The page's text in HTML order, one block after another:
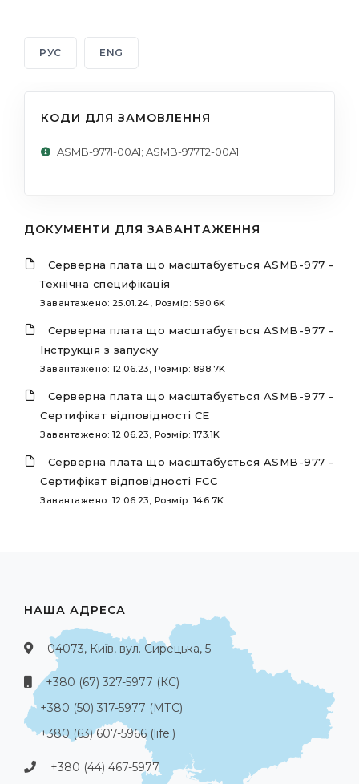
РУС ENG
КОДИ ДЛЯ ЗАМОВЛЕННЯ
ASMB-977I-00A1; ASMB-977T2-00A1
ДОКУМЕНТИ ДЛЯ ЗАВАНТАЖЕННЯ
Серверна плата що масштабується ASMB-977 -
Технічна специфікація
Завантажено: 25.01.24, Розмір: 590.6K
Серверна плата що масштабується ASMB-977 -
Інструкція з запуску
Завантажено: 12.06.23, Розмір: 898.7K
Серверна плата що масштабується ASMB-977 -
Сертифікат відповідності CE
Завантажено: 12.06.23, Розмір: 173.1K
Серверна плата що масштабується ASMB-977 -
Сертифікат відповідності FCC
Завантажено: 12.06.23, Розмір: 146.7K
НАША АДРЕСА
04073, Київ, вул. Сирецька, 5
+380 (67) 327-5977 (КС)
+380 (50) 317-5977 (МТС)
+380 (63) 607-5966 (life:)
+380 (44) 467-5977